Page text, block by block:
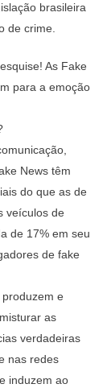
brasileira
de crime.
As Fake
para a emoção
News têm
do que as de
veículos de
de 17% em seu
de fake
e
as
verdadeiras
nas redes
induzem ao